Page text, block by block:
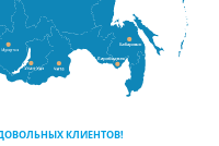
КЛИЕНТОВ!